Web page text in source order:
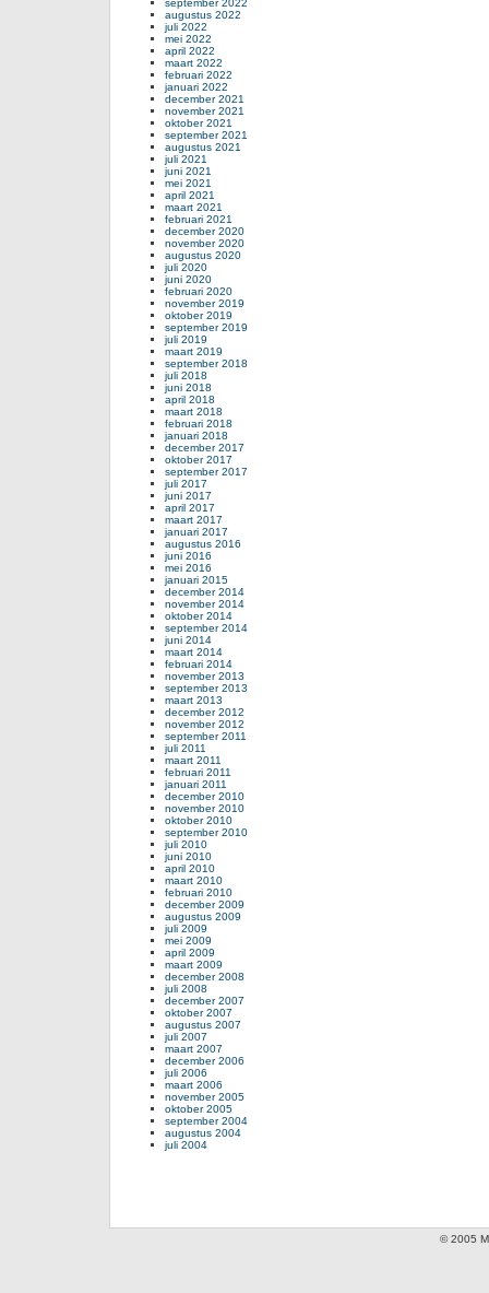
augustus 2022
juli 2022
mei 2022
april 2022
maart 2022
februari 2022
januari 2022
december 2021
november 2021
oktober 2021
september 2021
augustus 2021
juli 2021
juni 2021
mei 2021
april 2021
maart 2021
februari 2021
december 2020
november 2020
augustus 2020
juli 2020
juni 2020
februari 2020
november 2019
oktober 2019
september 2019
juli 2019
maart 2019
september 2018
juli 2018
juni 2018
april 2018
maart 2018
februari 2018
januari 2018
december 2017
oktober 2017
september 2017
juli 2017
juni 2017
april 2017
maart 2017
januari 2017
augustus 2016
juni 2016
mei 2016
januari 2015
december 2014
november 2014
oktober 2014
september 2014
juni 2014
maart 2014
februari 2014
november 2013
september 2013
maart 2013
december 2012
november 2012
september 2011
juli 2011
maart 2011
februari 2011
januari 2011
december 2010
november 2010
oktober 2010
september 2010
juli 2010
juni 2010
april 2010
maart 2010
februari 2010
december 2009
augustus 2009
juli 2009
mei 2009
april 2009
maart 2009
december 2008
juli 2008
december 2007
oktober 2007
augustus 2007
juli 2007
maart 2007
december 2006
juli 2006
maart 2006
november 2005
oktober 2005
september 2004
augustus 2004
juli 2004
© 2005